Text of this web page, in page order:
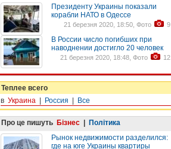
Президенту Украины показали
корабли НАТО в Одессе
21 березня 2020, 18:50, Фото 9
В России число погибших при
наводнении достигло 20 человек
21 березня 2020, 18:48, Фото 12
Теплее всего
в Украина Россия Все
Про це пишуть Бізнес
Політика
Рынок недвижимости разделился:
где на юге Украины квартиры